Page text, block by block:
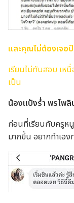
และคุณไม่ต้องเจอ
เรียนไม่ทันสอบ เห
เป็น
น้องแป้งร่ำ พรไพลิ
ก่อนที่เรียนกับครูหนู
มากขึ้น อยากทำเอ